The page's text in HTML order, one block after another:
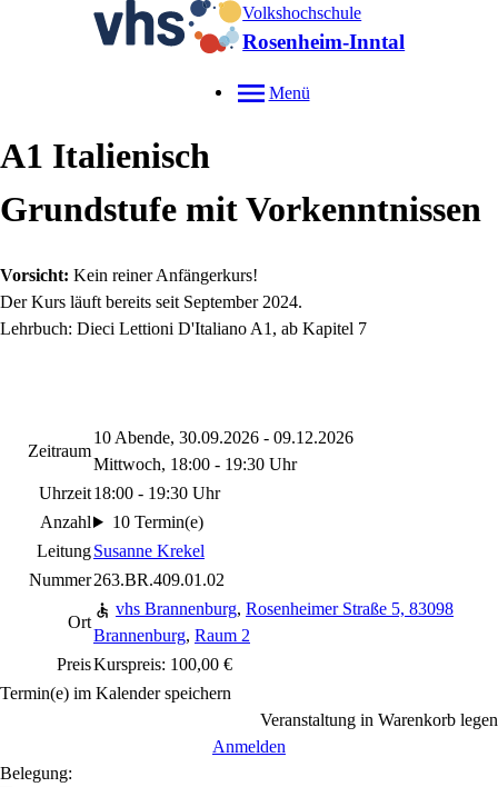
Volkshochschule
Rosenheim-Inntal
Menü
A1 Italienisch
Grundstufe mit Vorkenntnissen
Vorsicht: Kein reiner Anfängerkurs!
Der Kurs läuft bereits seit September 2024.
Lehrbuch: Dieci Lettioni D'Italiano A1, ab Kapitel 7
Zeitraum
10 Abende, 30.09.2026 - 09.12.2026
Mittwoch, 18:00 - 19:30 Uhr
Uhrzeit18:00 - 19:30 Uhr
Anzahl
10 Termin(e)
LeitungSusanne Krekel
Nummer263.BR.409.01.02
Ort
vhs Brannenburg, Rosenheimer Straße 5, 83098
Brannenburg, Raum 2
PreisKurspreis: 100,00 €
Termin(e) im Kalender speichern
Veranstaltung in Warenkorb legen
Anmelden
Belegung: